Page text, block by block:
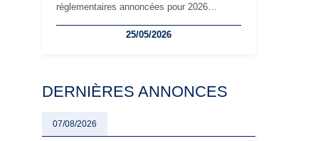
réglementaires annoncées pour 2026
les auto-entrepreneurs, artisans et
évoluent dans un contexte de contrôle
oblige les indépendants à rester
particulièrement vigilants.
25/05/2026
DERNIÈRES ANNONCES
07/08/2026